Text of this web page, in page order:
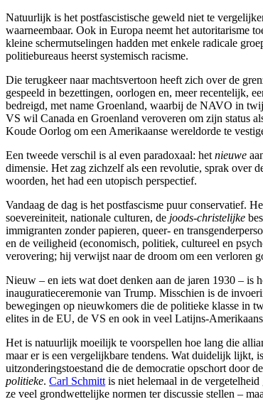
Natuurlijk is het postfascistische geweld niet te
waarneembaar. Ook in Europa neemt het autoritarisme
kleine schermutselingen hadden met enkele radicale
politiebureaus heerst systemisch racisme.
Die terugkeer naar machtsvertoon heeft zich over de
gespeeld in bezettingen, oorlogen en, meer recentelijk,
bedreigd, met name Groenland, waarbij de NAVO in
VS wil Canada en Groenland veroveren om zijn status
Koude Oorlog om een Amerikaanse wereldorde te
Een tweede verschil is al even paradoxaal: het nieuwe
dimensie. Het zag zichzelf als een revolutie, sprak over
woorden, het had een utopisch perspectief.
Vandaag de dag is het postfascisme puur conservatief.
soevereiniteit, nationale culturen, de joods-christelijke
immigranten zonder papieren, queer- en
en de veiligheid (economisch, politiek, cultureel en
verovering; hij verwijst naar de droom om een verloren
Nieuw – en iets wat doet denken aan de jaren 1930 – is
inauguratieceremonie van Trump. Misschien is de
bewegingen op nieuwkomers die de politieke klasse in
elites in de EU, de VS en ook in veel Latijns-
Het is natuurlijk moeilijk te voorspellen hoe lang die
maar er is een vergelijkbare tendens. Wat duidelijk lijkt,
uitzonderingstoestand die de democratie opschort door
politieke. Carl Schmitt is niet helemaal in de
ze veel grondwettelijke normen ter discussie stellen –